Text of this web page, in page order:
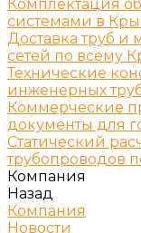
Комплектация
системами в
Доставка труб
сетей по всему
Технические
инженерных
Коммерческие
документы для
Статический
трубопроводов
Компания
Назад
Компания
Новости